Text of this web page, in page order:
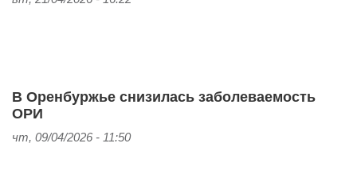
В Оренбуржье снизилась заболеваемость
ОРИ
чт, 09/04/2026 - 11:50